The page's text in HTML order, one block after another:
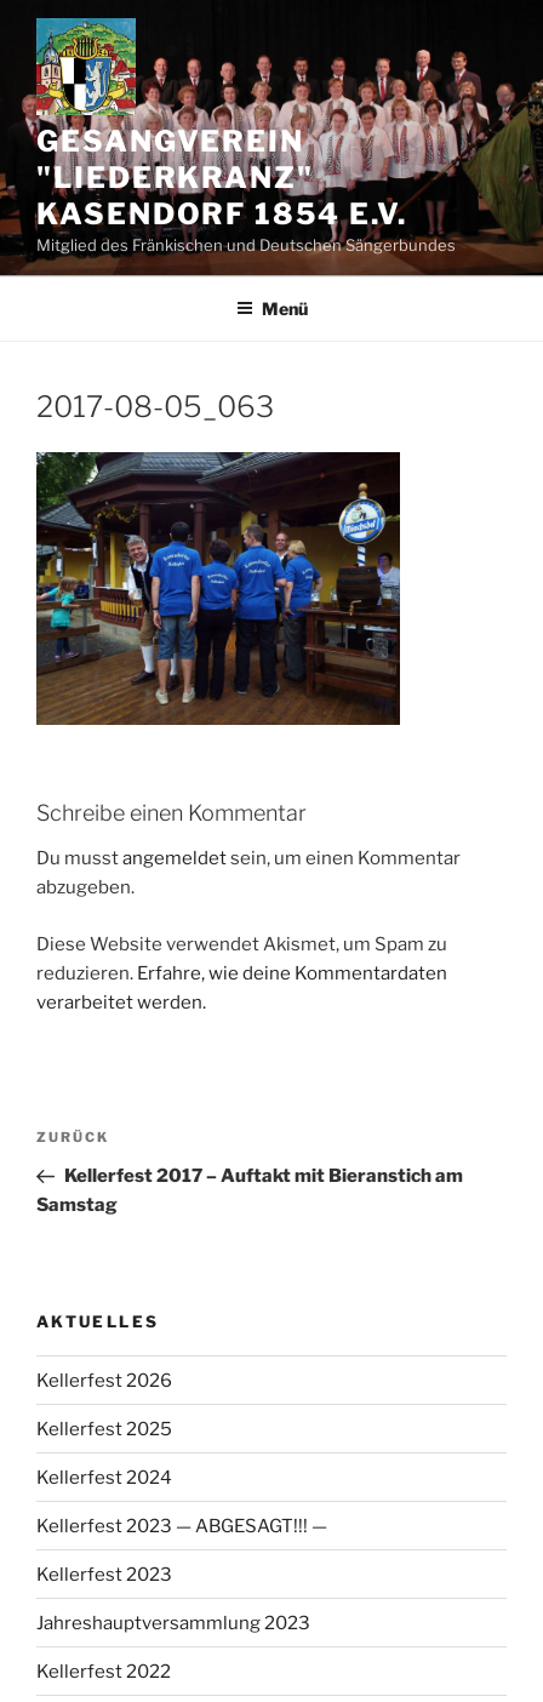
Zum
Inhalt
springen
GESANGVEREIN
"LIEDERKRANZ"
KASENDORF 1854 E.V.
Mitglied des Fränkischen und Deutschen Sängerbundes
Menü
2017-08-05_063
Schreibe einen Kommentar
Du musstangemeldetsein, um einen Kommentar
abzugeben.
Diese Website verwendet Akismet, um Spam zu
reduzieren. Erfahre, wie deine Kommentardaten
verarbeitet werden.
Beitragsnavigation
Vorheriger
Beitrag
ZURÜCK
Kellerfest 2017 – Auftakt mit Bieranstich am
Samstag
AKTUELLES
Kellerfest 2026
Kellerfest 2025
Kellerfest 2024
Kellerfest 2023 — ABGESAGT!!! —
Kellerfest 2023
Jahreshauptversammlung 2023
Kellerfest 2022